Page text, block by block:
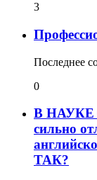
3
Последнее
0
В НАУКЕ
сильно
ТАК?